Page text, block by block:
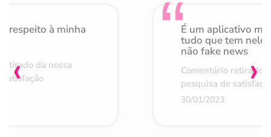
respeito à minha
da nossa
É um aplicativo
tudo que tem nele
não fake news
Comentário retirado
pesquisa de
30/01/2023
‹ ›